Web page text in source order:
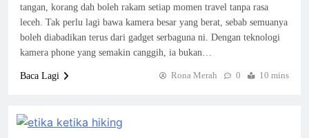
tangan, korang dah boleh rakam setiap momen travel tanpa rasa
leceh. Tak perlu lagi bawa kamera besar yang berat, sebab semuanya
boleh diabadikan terus dari gadget serbaguna ni. Dengan teknologi
kamera phone yang semakin canggih, ia bukan…
Baca Lagi Rona Merah 0 10 mins